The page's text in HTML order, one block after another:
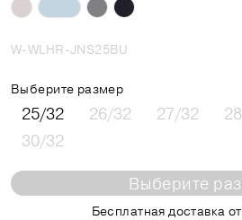
W-WLHR-JNS25BU
Выберите размер
25/32 26/32 27/32
30/32
Выберите
Бесплатная доставка